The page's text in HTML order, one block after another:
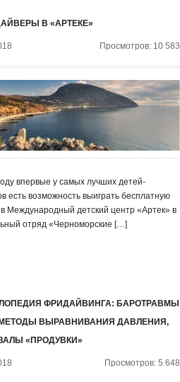
В «АРТЕКЕ»
Просмотров: 10 583
впервые у самых лучших детей-
есть возможность выиграть бесплатную
в Международный детский центр «Артек» в
отряд «Черноморские […]
ФРИДАЙВИНГА: БАРОТРАВМЫ
ВЫРАВНИВАНИЯ ДАВЛЕНИЯ,
«ПРОДУВКИ»
Просмотров: 5 648